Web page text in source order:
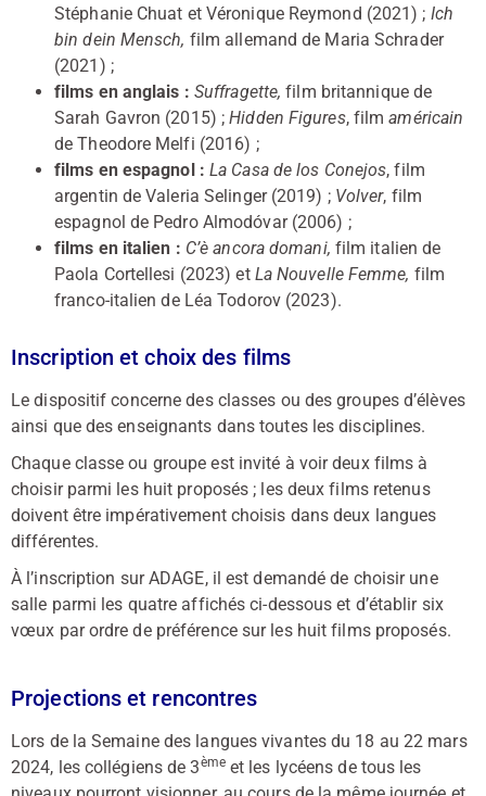
Stéphanie Chuat et Véronique Reymond (2021) ; Ich
bin dein Mensch, film allemand de Maria Schrader
(2021) ;
films en anglais : Suffragette,film britannique de
Sarah Gavron (2015) ;Hidden Figures, filmaméricain
de Theodore Melfi (2016) ;
films en espagnol : La Casa de los Conejos, film
argentin de Valeria Selinger (2019) ; Volver, film
espagnol de Pedro Almodóvar (2006) ;
films en italien : C’è ancora domani, film italien de
Paola Cortellesi (2023) et La Nouvelle Femme, film
franco-italien de Léa Todorov (2023).
Inscription et choix des films
Le dispositif concerne des classes ou des groupes d’élèves
ainsi que des enseignants dans toutes les disciplines.
Chaque classe ou groupe est invité à voir deux films à
choisir parmi les huit proposés ; les deux films retenus
doivent être impérativement choisis dans deux langues
différentes.
À l’inscription sur ADAGE, il est demandé de choisir une
salle parmi les quatre affichés ci-dessous et d’établir six
vœux par ordre de préférence sur les huit films proposés.
Projections et rencontres
Lors de la Semaine des langues vivantes du 18 au 22 mars
2024, les collégiens de 3èmeet les lycéens de tous les